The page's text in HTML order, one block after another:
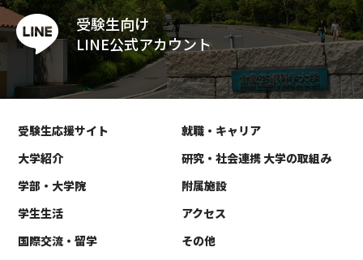
受験生向け
LINE公式アカウント
受験生応援サイト
大学紹介
学部・大学院
学生生活
国際交流・留学
就職・キャリア
研究・社会連携 大学の取組み
附属施設
アクセス
その他